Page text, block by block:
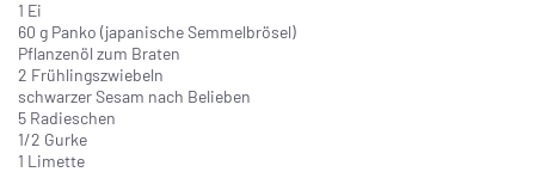
1 Ei
60 g Panko (japanische Semmelbrösel)
Pflanzenöl zum Braten
2 Frühlingszwiebeln
schwarzer Sesam nach Belieben
5 Radieschen
1/2 Gurke
1 Limette